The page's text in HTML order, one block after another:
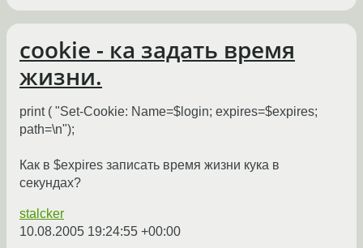
cookie - ка задать время
жизни.
print ( "Set-Cookie: Name=$login; expires=$expires;
path=\n");
Как в $expires записать время жизни кука в
секундах?
stalcker
10.08.2005 19:24:55 +00:00